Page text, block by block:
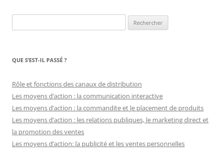
QUE S’EST-IL PASSÉ ?
Rôle et fonctions des canaux de distribution
Les moyens d’action : la communication interactive
Les moyens d’action : la commandite et le placement de produits
Les moyens d’action : les relations publiques, le marketing direct et
la promotion des ventes
Les moyens d’action: la publicité et les ventes personnelles